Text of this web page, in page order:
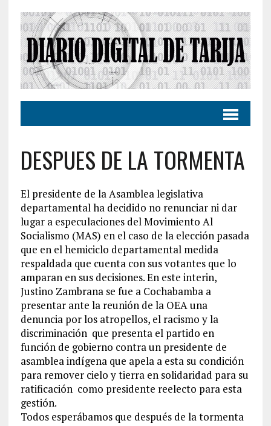
DESPUES DE LA TORMENTA
El presidente de la Asamblea legislativa
departamental ha decidido no renunciar ni dar
lugar a especulaciones del Movimiento Al
Socialismo (MAS) en el caso de la elección pasada
que en el hemiciclo departamental medida
respaldada que cuenta con sus votantes que lo
amparan en sus decisiones. En este interin,
Justino Zambrana se fue a Cochabamba a
presentar ante la reunión de la OEA una
denuncia por los atropellos, el racismo y la
discriminación que presenta el partido en
función de gobierno contra un presidente de
asamblea indígena que apela a esta su condición
para remover cielo y tierra en solidaridad para su
ratificación como presidente reelecto para esta
gestión.
Todos esperábamos que después de la tormenta